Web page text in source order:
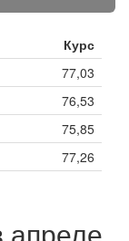
Курс
77,03
76,53
75,85
77,26